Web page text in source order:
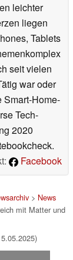
leichter
liegen
Tablets
seit vielen
war oder
Smart-Home-
Tech-
2020
Facebook
> News
mit Matter und